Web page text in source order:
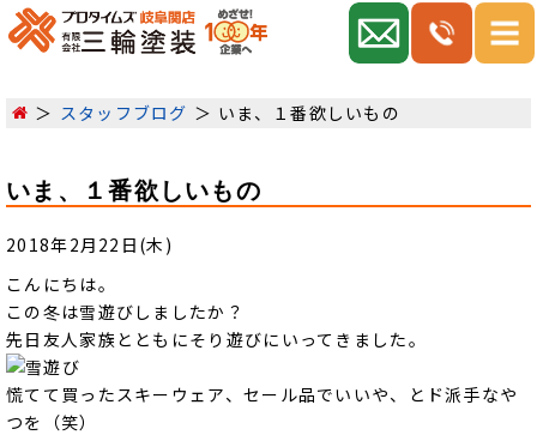
スタッフブログ いま、１番欲しいもの
いま、１番欲しいもの
2018年2月22日(木)
こんにちは。
この冬は雪遊びしましたか？
先日友人家族とともにそり遊びにいってきました。
慌てて買ったスキーウェア、セール品でいいや、とド派手なや
つを（笑）